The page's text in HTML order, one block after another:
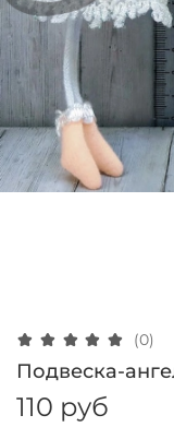
(0)
Подвеска-
110 руб